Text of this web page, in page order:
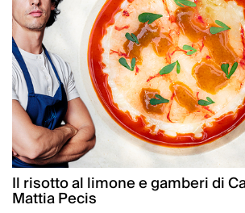
Il risotto al limone e gamberi di
Mattia Pecis